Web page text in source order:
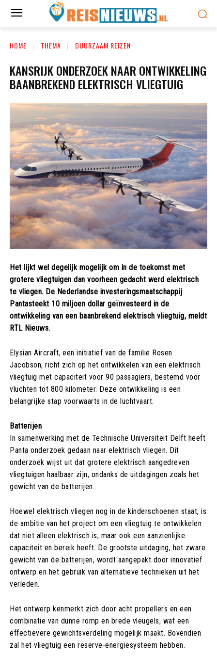
HOME THEMA DUURZAAM REIZEN
KANSRIJK ONDERZOEK NAAR ONTWIKKELING
BAANBREKEND ELEKTRISCH VLIEGTUIG
Het lijkt wel degelijk mogelijk om in de toekomst met
grotere vliegtuigen dan voorheen gedacht werd elektrisch
te vliegen. De Nederlandse investeringsmaatschappij
Pantasteekt 10 miljoen dollar geïnvesteerd in de
ontwikkeling van een baanbrekend elektrisch vliegtuig, meldt
RTL Nieuws.
Elysian Aircraft, een initiatief van de familie Rosen
Jacobson, richt zich op het ontwikkelen van een elektrisch
vliegtuig met capaciteit voor 90 passagiers, bestemd voor
vluchten tot 800 kilometer. Deze ontwikkeling is een
belangrijke stap voorwaarts in de luchtvaart.
Batterijen
In samenwerking met de Technische Universiteit Delft heeft
Panta onderzoek gedaan naar elektrisch vliegen. Dit
onderzoek wijst uit dat grotere elektrisch aangedreven
vliegtuigen haalbaar zijn, ondanks de uitdagingen zoals het
gewicht van de batterijen.
Hoewel elektrisch vliegen nog in de kinderschoenen staat, is
de ambitie van het project om een vliegtuig te ontwikkelen
dat niet alleen elektrisch is, maar ook een aanzienlijke
capaciteit en bereik heeft. De grootste uitdaging, het zware
gewicht van de batterijen, wordt aangepakt door innovatief
ontwerp en het gebruik van alternatieve technieken uit het
verleden.
Het ontwerp kenmerkt zich door acht propellers en een
combinatie van dunne romp en brede vleugels, wat een
effectievere gewichtsverdeling mogelijk maakt. Bovendien
zal het vliegtuig een reserve-energiesysteem hebben.